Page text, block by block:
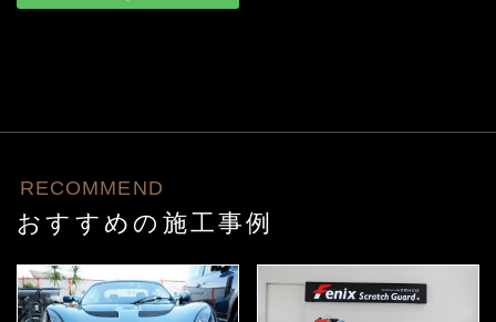
RECOMMEND
おすすめの施工事例